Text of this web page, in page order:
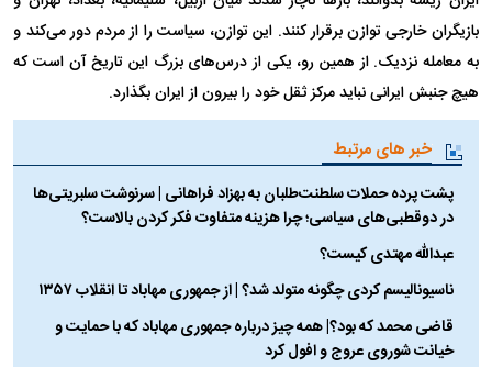
بازیگران خارجی توازن برقرار کنند. این توازن، سیاست را از مردم دور می‌کند و
به معامله نزدیک. از همین رو، یکی از درس‌های بزرگ این تاریخ آن است که
هیچ جنبش ایرانی نباید مرکز ثقل خود را بیرون از ایران بگذارد.
خبر های مرتبط
پشت پرده حملات سلطنت‌طلبان به بهزاد فراهانی | سرنوشت سلبریتی‌ها
در دوقطبی‌های سیاسی؛ چرا هزینه متفاوت فکر کردن بالاست؟
عبدالله مهتدی کیست؟
ناسیونالیسم کردی چگونه متولد شد؟ | از جمهوری مهاباد تا انقلاب ۱۳۵۷
قاضی محمد که بود؟| همه چیز درباره جمهوری مهاباد که با حمایت و
خیانت شوروی عروج و افول کرد